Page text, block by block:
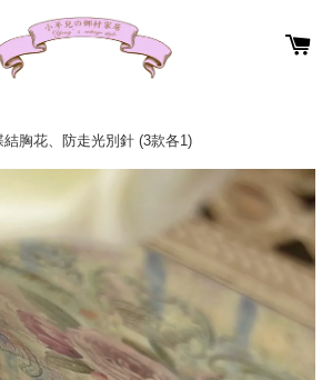
胸花、防走光別針 (3款各1)